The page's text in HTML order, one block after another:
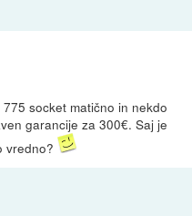
socket matično in nekdo
garancije za 300€. Saj je
vredno?